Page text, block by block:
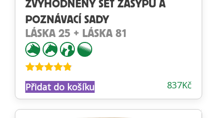
ZVÝHODNĚNÝ SET ZÁSYPU A
POZNÁVACÍ SADY
LÁSKA 25 + LÁSKA 81
Hodnocení
4.75z 5 837Kč
Přidat do košíku